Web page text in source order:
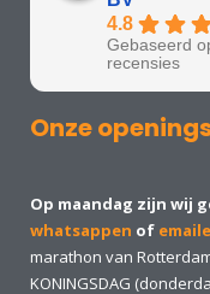
4.8
Gebaseerd
recensies
Onze
Op maandag zijn wij
whatsappen of
marathon van
KONINGSDAG